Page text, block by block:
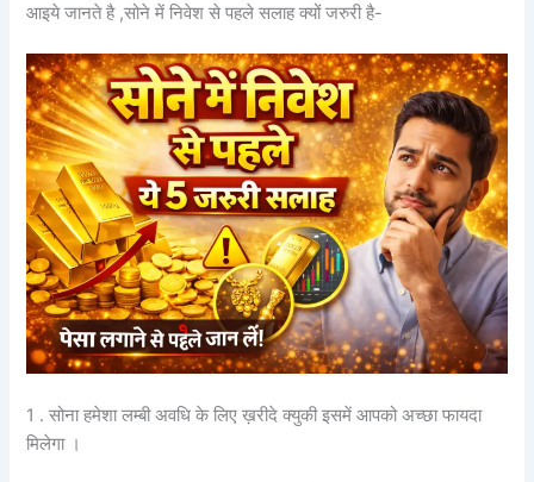
आइये जानते है ,सोने में निवेश से पहले सलाह क्यों जरुरी है-
1 . सोना हमेशा लम्बी अवधि के लिए ख़रीदे क्युकी इसमें आपको अच्छा फायदा
मिलेगा ।